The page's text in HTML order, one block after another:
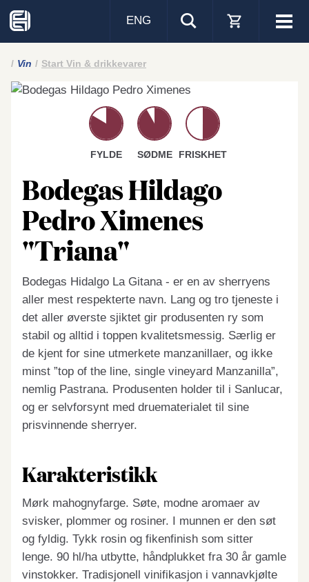
Visa
ENG
Vin Start Vin & drikkevarer
FYLDE SØDME FRISKHET
Bodegas Hildago
Pedro Ximenes
"Triana"
Bodegas Hidalgo La Gitana - er en av sherryens
aller mest respekterte navn. Lang og tro tjeneste i
det aller øverste sjiktet gir produsenten ry som
stabil og alltid i toppen kvalitetsmessig. Særlig er
de kjent for sine utmerkete manzanillaer, og ikke
minst ”top of the line, single vineyard Manzanilla”,
nemlig Pastrana. Produsenten holder til i Sanlucar,
og er selvforsynt med druematerialet til sine
prisvinnende sherryer.
Karakteristikk
Mørk mahognyfarge. Søte, modne aromaer av
svisker, plommer og rosiner. I munnen er den søt
og fyldig. Tykk rosin og fikenfinish som sitter
lenge. 90 hl/ha utbytte, håndplukket fra 30 år gamle
vinstokker. Tradisjonell vinifikasjon i vannavkjølte